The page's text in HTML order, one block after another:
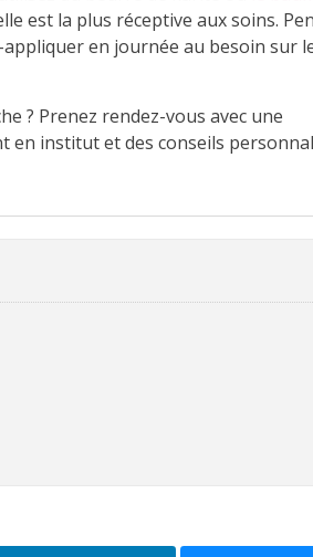
est la plus réceptive aux soins.
en journée au besoin sur
? Prenez rendez-vous avec une
institut et des conseils